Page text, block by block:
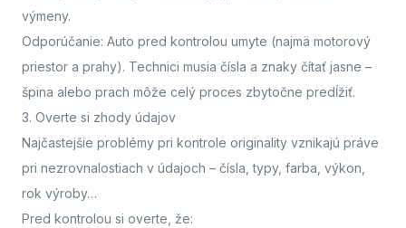
výmeny.
Odporúčanie: Auto pred kontrolou umyte (najmä motorový
priestor a prahy). Technici musia čísla a znaky čítať jasne –
špina alebo prach môže celý proces zbytočne predĺžiť.
3. Overte si zhody údajov
Najčastejšie problémy pri kontrole originality vznikajú práve
pri nezrovnalostiach v údajoch – čísla, typy, farba, výkon,
rok výroby…
Pred kontrolou si overte, že: